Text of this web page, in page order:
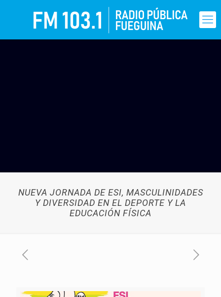
NUEVA JORNADA DE ESI, MASCULINIDADES
Y DIVERSIDAD EN EL DEPORTE Y LA
EDUCACIÓN FÍSICA